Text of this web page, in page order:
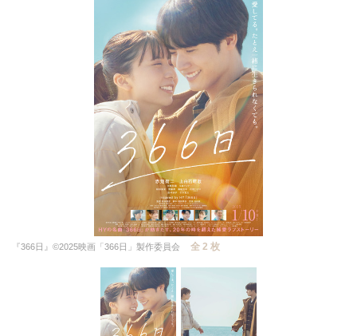
『366日』©2025映画「366日」製作委員会 全 2 枚